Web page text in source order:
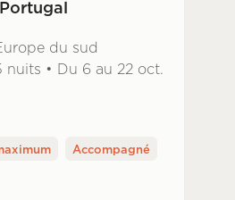
du sud
nuits • Du 6 au 22 oct.
Accompagné